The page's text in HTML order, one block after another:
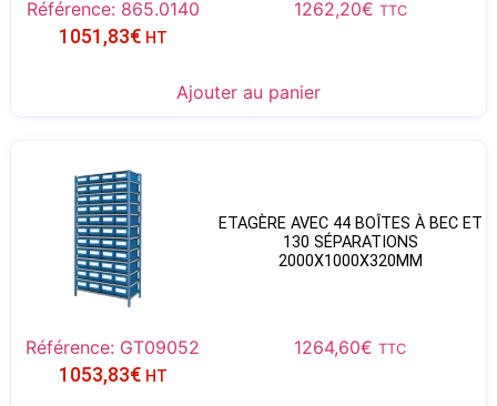
Référence: 865.0140 1262,20€ TTC
1051,83€ HT
Ajouter au panier
ETAGÈRE AVEC 44 BOÎTES À BEC ET
130 SÉPARATIONS
2000X1000X320MM
Référence: GT09052 1264,60€ TTC
1053,83€ HT